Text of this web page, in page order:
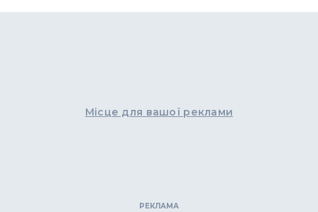
Місце для вашої реклами